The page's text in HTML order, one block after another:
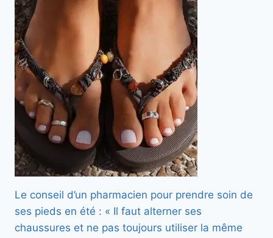
Le conseil d’un pharmacien pour prendre soin de
ses pieds en été : « Il faut alterner ses
chaussures et ne pas toujours utiliser la même